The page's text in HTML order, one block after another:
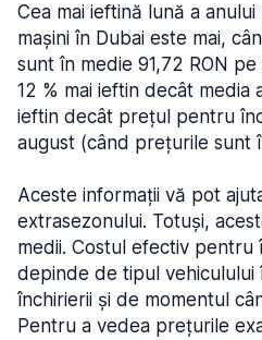
Cea mai ieftină lună a
mașini în Dubai este mai,
sunt în medie 91,72 RON
12 % mai ieftin decât media
ieftin decât prețul pentru
august (când prețurile sunt
Aceste informații vă pot
extrasezonului. Totuși,
medii. Costul efectiv pentru
depinde de tipul vehiculului
închirierii și de momentul
Pentru a vedea prețurile